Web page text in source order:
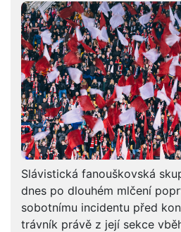
Slávistická fanouškovská
dnes po dlouhém mlčení
sobotnímu incidentu před
trávník právě z její sekce